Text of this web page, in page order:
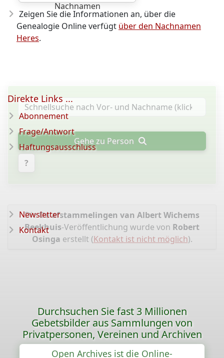
Nachnamen
Zeigen Sie die Informationen an, über die
Genealogie Online verfügt über den Nachnamen
Heres.
Gehe zu Person
?
DieDe afstammelingen van Albert Wichems
Beekhuis-Veröffentlichung wurde von Robert
Osinga erstellt (Kontakt ist nicht möglich).
Direkte Links ...
Abonnement
Frage/Antwort
Haftungsausschluss
Newsletter
Kontakt
Durchsuchen Sie fast 3 Millionen
Gebetsbilder aus Sammlungen von
Privatpersonen, Vereinen und Archiven
Open Archives ist die Online-